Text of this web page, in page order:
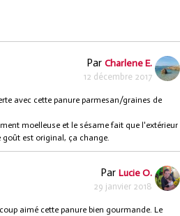
Par Charlene E.
12 décembre 2017
avec cette panure parmesan/graines de
moelleuse et le sésame fait que l'extérieur
est original, ça change.
Par Lucie O.
29 janvier 2018
aimé cette panure bien gourmande. Le